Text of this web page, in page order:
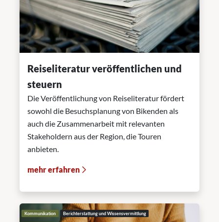
Reiseliteratur veröffentlichen und
steuern
Die Veröffentlichung von Reiseliteratur fördert
sowohl die Besuchsplanung von Bikenden als
auch die Zusammenarbeit mit relevanten
Stakeholdern aus der Region, die Touren
anbieten.
mehr erfahren
Kommunikation Berichterstattung und Wissensvermittlung